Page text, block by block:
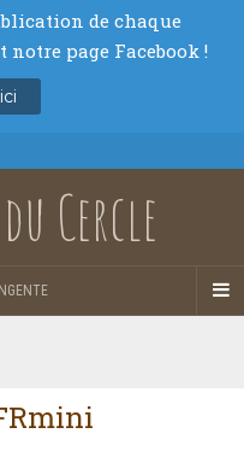
Cercle